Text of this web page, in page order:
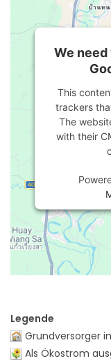
We
This
trackers
The
with their
Legende
Grundversorger
Als Ökostrom